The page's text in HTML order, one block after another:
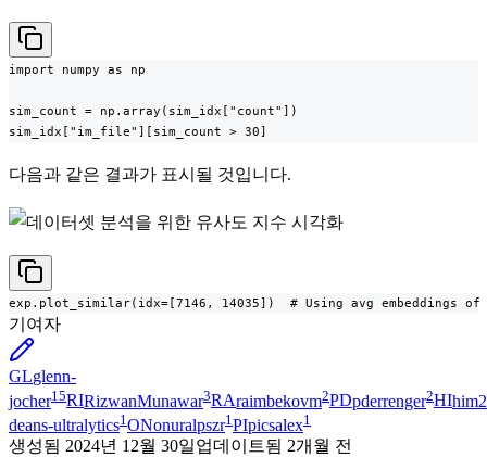
import numpy as np
sim_count = np.array(sim_idx["count"])
sim_idx["im_file"][sim_count > 30]
다음과 같은 결과가 표시될 것입니다.
exp.plot_similar(idx=[7146, 14035])  # Using avg embeddings of
기여자
GLglenn-
jocher15RIRizwanMunawar3RAraimbekovm2PDpderrenger2HI
deans-ultralytics1 ONonuralpszr1 PIpicsalex1
생성됨 2024년 12월 30일업데이트됨 2개월 전